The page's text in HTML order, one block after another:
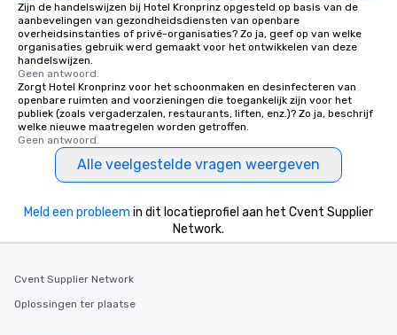
Zijn de handelswijzen bij Hotel Kronprinz opgesteld op basis van de
aanbevelingen van gezondheidsdiensten van openbare
overheidsinstanties of privé-organisaties? Zo ja, geef op van welke
organisaties gebruik werd gemaakt voor het ontwikkelen van deze
handelswijzen.
Geen antwoord.
Zorgt Hotel Kronprinz voor het schoonmaken en desinfecteren van
openbare ruimten and voorzieningen die toegankelijk zijn voor het
publiek (zoals vergaderzalen, restaurants, liften, enz.)? Zo ja, beschrijf
welke nieuwe maatregelen worden getroffen.
Geen antwoord.
Alle veelgestelde vragen weergeven
Meld een probleem in dit locatieprofiel aan het Cvent Supplier
Network.
Cvent Supplier Network
Oplossingen ter plaatse